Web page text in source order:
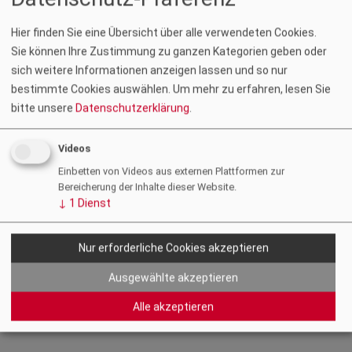
Hier finden Sie eine Übersicht über alle verwendeten Cookies.
Sie können Ihre Zustimmung zu ganzen Kategorien geben oder
sich weitere Informationen anzeigen lassen und so nur
bestimmte Cookies auswählen. Um mehr zu erfahren, lesen Sie
bitte unsere Datenschutzerklärung
Videos
Einbetten von Videos aus externen Plattformen zur
Bereicherung der Inhalte dieser Website.
↓ 1 Dienst
Nur erforderliche Cookies akzeptieren
Ausgewählte akzeptieren
Alle akzeptieren
Nach zwei Jahren Unterbrechung fand am 17. Januar 2023
wieder der traditionelle Neujahrsempfang der Deutschen
Handelskammer statt. Zu diesem Anlass fanden sich rund 200
Gäste in der Aula der Alten Universität Graz ein. Auch ZTK-
Gustav Spener nutzte die Gelegenheit zum
Austausch mit Vertreter:innen der Steirischen Wirtschaft.